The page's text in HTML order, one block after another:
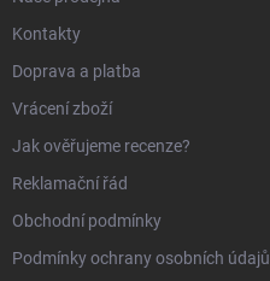
Kontakty
Doprava a platba
Vrácení zboží
Jak ověřujeme recenze?
Reklamační řád
Obchodní podmínky
Podmínky ochrany osobních údajů